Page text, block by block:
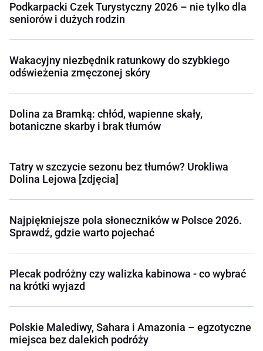
Podkarpacki Czek Turystyczny 2026 – nie tylko dla
seniorów i dużych rodzin
Wakacyjny niezbędnik ratunkowy do szybkiego
odświeżenia zmęczonej skóry
Dolina za Bramką: chłód, wapienne skały,
botaniczne skarby i brak tłumów
Tatry w szczycie sezonu bez tłumów? Urokliwa
Dolina Lejowa [zdjęcia]
Najpiękniejsze pola słoneczników w Polsce 2026.
Sprawdź, gdzie warto pojechać
Plecak podróżny czy walizka kabinowa - co wybrać
na krótki wyjazd
Polskie Malediwy, Sahara i Amazonia – egzotyczne
miejsca bez dalekich podróży